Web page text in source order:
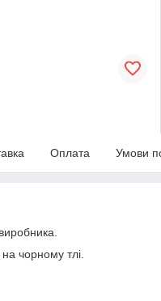
Оплата Умови
на чорному тлі.